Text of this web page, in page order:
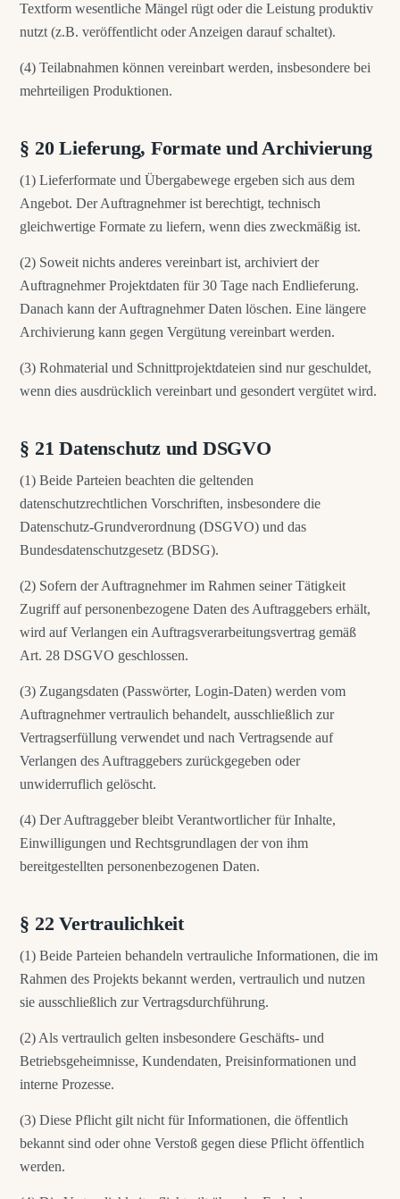
Textform wesentliche Mängel rügt oder die Leistung produktiv
nutzt (z.B. veröffentlicht oder Anzeigen darauf schaltet).
(4) Teilabnahmen können vereinbart werden, insbesondere bei
mehrteiligen Produktionen.
§ 20 Lieferung, Formate und Archivierung
(1) Lieferformate und Übergabewege ergeben sich aus dem
Angebot. Der Auftragnehmer ist berechtigt, technisch
gleichwertige Formate zu liefern, wenn dies zweckmäßig ist.
(2) Soweit nichts anderes vereinbart ist, archiviert der
Auftragnehmer Projektdaten für 30 Tage nach Endlieferung.
Danach kann der Auftragnehmer Daten löschen. Eine längere
Archivierung kann gegen Vergütung vereinbart werden.
(3) Rohmaterial und Schnittprojektdateien sind nur geschuldet,
wenn dies ausdrücklich vereinbart und gesondert vergütet wird.
§ 21 Datenschutz und DSGVO
(1) Beide Parteien beachten die geltenden
datenschutzrechtlichen Vorschriften, insbesondere die
Datenschutz-Grundverordnung (DSGVO) und das
Bundesdatenschutzgesetz (BDSG).
(2) Sofern der Auftragnehmer im Rahmen seiner Tätigkeit
Zugriff auf personenbezogene Daten des Auftraggebers erhält,
wird auf Verlangen ein Auftragsverarbeitungsvertrag gemäß
Art. 28 DSGVO geschlossen.
(3) Zugangsdaten (Passwörter, Login-Daten) werden vom
Auftragnehmer vertraulich behandelt, ausschließlich zur
Vertragserfüllung verwendet und nach Vertragsende auf
Verlangen des Auftraggebers zurückgegeben oder
unwiderruflich gelöscht.
(4) Der Auftraggeber bleibt Verantwortlicher für Inhalte,
Einwilligungen und Rechtsgrundlagen der von ihm
bereitgestellten personenbezogenen Daten.
§ 22 Vertraulichkeit
(1) Beide Parteien behandeln vertrauliche Informationen, die im
Rahmen des Projekts bekannt werden, vertraulich und nutzen
sie ausschließlich zur Vertragsdurchführung.
(2) Als vertraulich gelten insbesondere Geschäfts- und
Betriebsgeheimnisse, Kundendaten, Preisinformationen und
interne Prozesse.
(3) Diese Pflicht gilt nicht für Informationen, die öffentlich
bekannt sind oder ohne Verstoß gegen diese Pflicht öffentlich
werden.